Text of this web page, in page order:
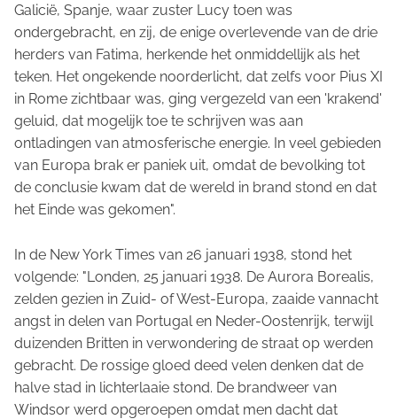
Galicië, Spanje, waar zuster Lucy toen was
ondergebracht, en zij, de enige overlevende van de drie
herders van Fatima, herkende het onmiddellijk als het
teken. Het ongekende noorderlicht, dat zelfs voor Pius XI
in Rome zichtbaar was, ging vergezeld van een 'krakend'
geluid, dat mogelijk toe te schrijven was aan
ontladingen van atmosferische energie. In veel gebieden
van Europa brak er paniek uit, omdat de bevolking tot
de conclusie kwam dat de wereld in brand stond en dat
het Einde was gekomen".
In de New York Times van 26 januari 1938, stond het
volgende: "Londen, 25 januari 1938. De Aurora Borealis,
zelden gezien in Zuid- of West-Europa, zaaide vannacht
angst in delen van Portugal en Neder-Oostenrijk, terwijl
duizenden Britten in verwondering de straat op werden
gebracht. De rossige gloed deed velen denken dat de
halve stad in lichterlaaie stond. De brandweer van
Windsor werd opgeroepen omdat men dacht dat